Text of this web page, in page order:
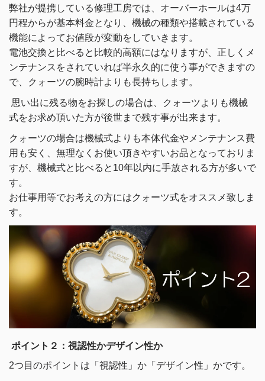
弊社が提携している修理工房では、オーバーホールは4万
円程からが基本料金となり、機械の種類や搭載されている
機能によってお値段が変動をしていきます。
電池交換と比べると比較的高額にはなりますが、正しくメ
ンテナンスをされていれば半永久的に使う事ができますの
で、クォーツの腕時計よりも長持ちします。
思い出に残る物をお探しの場合は、クォーツよりも機械
式をお求め頂いた方が後世まで残す事が出来ます。
クォーツの場合は機械式よりも本体代金やメンテナンス費
用も安く、無理なくお使い頂きやすいお品となっておりま
すが、機械式と比べると10年以内に手放される方が多いで
す。
お仕事用等でお考えの方にはクォーツ式をオススメ致しま
す。
ポイント２：視認性かデザイン性か
2つ目のポイントは「視認性」か「デザイン性」かです。